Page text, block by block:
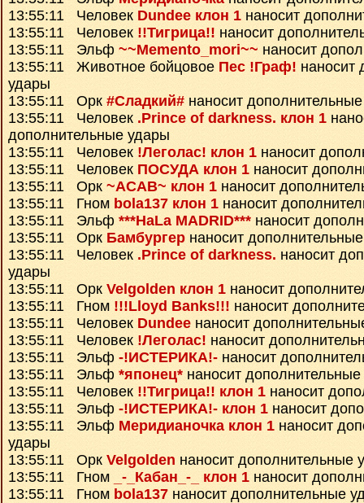
13:55:11 Человек Dundee клон 1 наносит
13:55:11 Человек !!Тигрица!! наносит
13:55:11 Эльф ~~Memento_mori~~ наносит
13:55:11 Животное бойцовое Пес !Граф! наносит
удары
13:55:11 Орк #Сладкий# наносит
13:55:11 Человек .Prince of darkness. клон 1
дополнительные удары
13:55:11 Человек !Леголас! клон 1 наносит
13:55:11 Человек ПОСУДА клон 1 наносит
13:55:11 Орк ~ACAB~ клон 1 наносит
13:55:11 Гном bola137 клон 1 наносит
13:55:11 Эльф ***HaLa MADRID*** наносит
13:55:11 Орк Бамбургер наносит
13:55:11 Человек .Prince of darkness. наносит
удары
13:55:11 Орк Velgolden клон 1 наносит
13:55:11 Гном !!!Lloyd Banks!!! наносит
13:55:11 Человек Dundee наносит
13:55:11 Человек !Леголас! наносит
13:55:11 Эльф -!ИСТЕРИКА!- наносит
13:55:11 Эльф *японец* наносит
13:55:11 Человек !!Тигрица!! клон 1 наносит
13:55:11 Эльф -!ИСТЕРИКА!- клон 1 наносит
13:55:11 Эльф Меридианочка клон 1 наносит
удары
13:55:11 Орк Velgolden наносит дополнительные
13:55:11 Гном
_-_Кабан_-_ клон 1 наносит
13:55:11 Гном bola137 наносит дополнительные